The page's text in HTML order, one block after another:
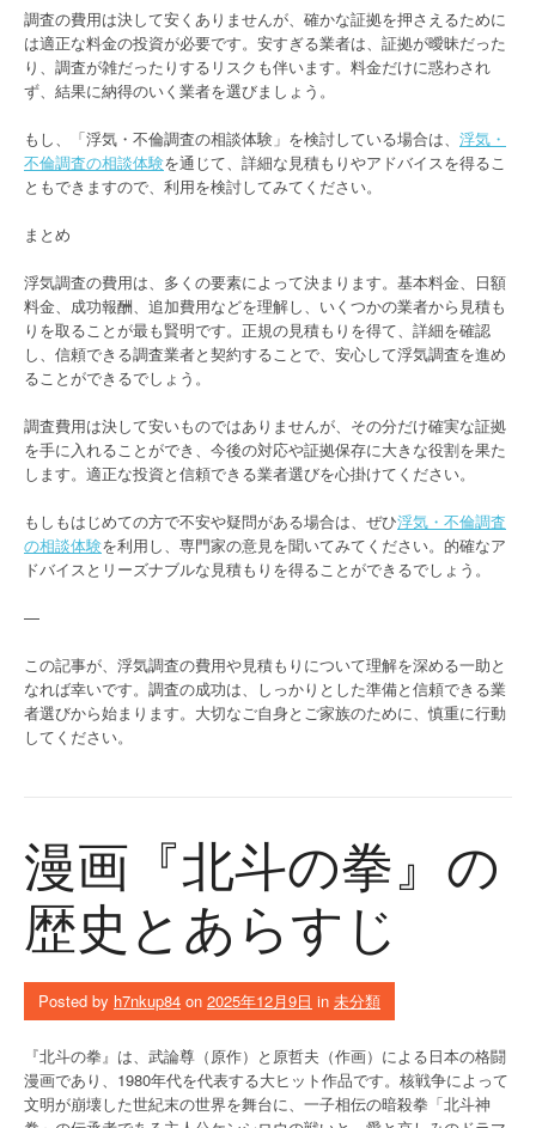
調査の費用は決して安くありませんが、確かな証拠を押さえるために
は適正な料金の投資が必要です。安すぎる業者は、証拠が曖昧だった
り、調査が雑だったりするリスクも伴います。料金だけに惑わされ
ず、結果に納得のいく業者を選びましょう。
もし、「浮気・不倫調査の相談体験」を検討している場合は、 浮気・
不倫調査の相談体験を通じて、詳細な見積もりやアドバイスを得るこ
ともできますので、利用を検討してみてください。
まとめ
浮気調査の費用は、多くの要素によって決まります。基本料金、日額
料金、成功報酬、追加費用などを理解し、いくつかの業者から見積も
りを取ることが最も賢明です。正規の見積もりを得て、詳細を確認
し、信頼できる調査業者と契約することで、安心して浮気調査を進め
ることができるでしょう。
調査費用は決して安いものではありませんが、その分だけ確実な証拠
を手に入れることができ、今後の対応や証拠保存に大きな役割を果た
します。適正な投資と信頼できる業者選びを心掛けてください。
もしもはじめての方で不安や疑問がある場合は、ぜひ浮気・不倫調査
の相談体験を利用し、専門家の意見を聞いてみてください。的確なア
ドバイスとリーズナブルな見積もりを得ることができるでしょう。
—
この記事が、浮気調査の費用や見積もりについて理解を深める一助と
なれば幸いです。調査の成功は、しっかりとした準備と信頼できる業
者選びから始まります。大切なご自身とご家族のために、慎重に行動
してください。
漫画『北斗の拳』の
歴史とあらすじ
Posted by h7nkup84 on 2025年12月9日 in 未分類
『北斗の拳』は、武論尊（原作）と原哲夫（作画）による日本の格闘
漫画であり、1980年代を代表する大ヒット作品です。核戦争によって
文明が崩壊した世紀末の世界を舞台に、一子相伝の暗殺拳「北斗神